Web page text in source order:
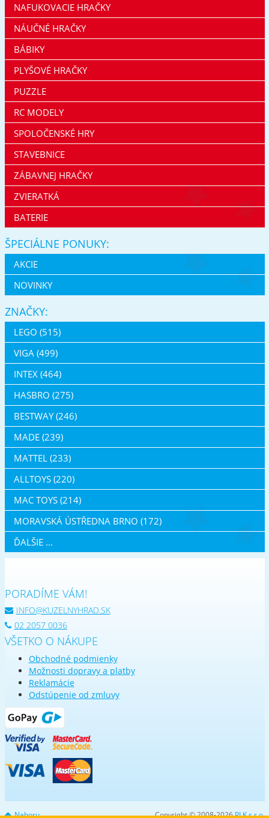
NAFUKOVACIE HRAČKY
NÁUČNÉ HRAČKY
BÁBIKY
PLYŠOVÉ HRAČKY
PUZZLE
RC MODELY
SPOLOČENSKÉ HRY
STAVEBNICE
ZÁBAVNEJ HRAČKY
ZVIERATKÁ
BATERIE
ŠPECIÁLNE PONUKY:
AKCIE
NOVINKY
ZNAČKY:
LEGO (515)
VIGA (499)
INTEX (464)
HASBRO (275)
BESTWAY (246)
MADE (239)
MATTEL (233)
ALLTOYS (220)
MAC TOYS (214)
MORAVSKÁ ÚSTŘEDNA BRNO (172)
ĎALŠIE ...
PORADÍME VÁM!
INFO@KUZELNYHRAD.SK
02 2057 0036
VŠETKO O NÁKUPE
Obchodné podmienky
Možnosti dopravy a platby
Reklamácie
Odstúpenie od zmluvy
Nahoru Copyright © 2008-2026PLK s.r.o.